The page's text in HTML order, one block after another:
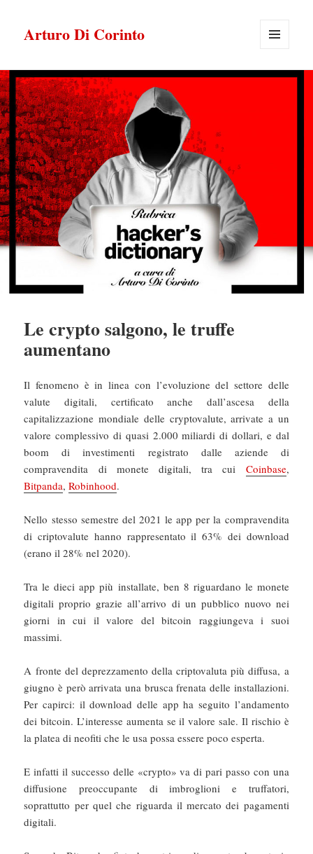
Arturo Di Corinto
WIDGET
Le crypto salgono, le truffe
aumentano
Il fenomeno è in linea con l’evoluzione del settore delle
valute digitali, certificato anche dall’ascesa della
capitalizzazione mondiale delle cryptovalute, arrivate a un
valore complessivo di quasi 2.000 miliardi di dollari, e dal
boom di investimenti registrato dalle aziende di
compravendita di monete digitali, tra cui Coinbase,
Bitpanda,Robinhood.
Nello stesso semestre del 2021 le app per la compravendita
di criptovalute hanno rappresentato il 63% dei download
(erano il 28% nel 2020).
Tra le dieci app più installate, ben 8 riguardano le monete
digitali proprio grazie all’arrivo di un pubblico nuovo nei
giorni in cui il valore del bitcoin raggiungeva i suoi
massimi.
A fronte del deprezzamento della criptovaluta più diffusa, a
giugno è però arrivata una brusca frenata delle installazioni.
Per capirci: il download delle app ha seguito l’andamento
dei bitcoin. L’interesse aumenta se il valore sale. Il rischio è
la platea di neofiti che le usa possa essere poco esperta.
E infatti il successo delle «crypto» va di pari passo con una
diffusione preoccupante di imbroglioni e truffatori,
soprattutto per quel che riguarda il mercato dei pagamenti
digitali.